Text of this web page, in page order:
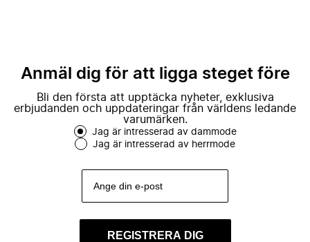
Anmäl dig för att ligga steget före
Bli den första att upptäcka nyheter, exklusiva
erbjudanden och uppdateringar från världens ledande
varumärken.
Jag är intresserad av dammode
Jag är intresserad av herrmode
REGISTRERA DIG